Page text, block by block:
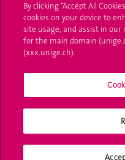
UNIGE Mobile
Médias
Offres d'emploi
Bibliothèque
Médias sociaux UNIGE
By clicking “Accept All
cookies on your device to
site usage, and assist in
for the main domain
(xxx.unige.ch).